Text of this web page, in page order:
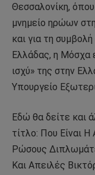
Θεσσαλονίκη,
μνημείο ηρώων
και για τη
Ελλάδας, η Μόσχα
ισχύ» της στην
Υπουργείο
Εδώ θα δείτε και
τίτλο: Που Είναι
Ρώσους
Και Απειλές